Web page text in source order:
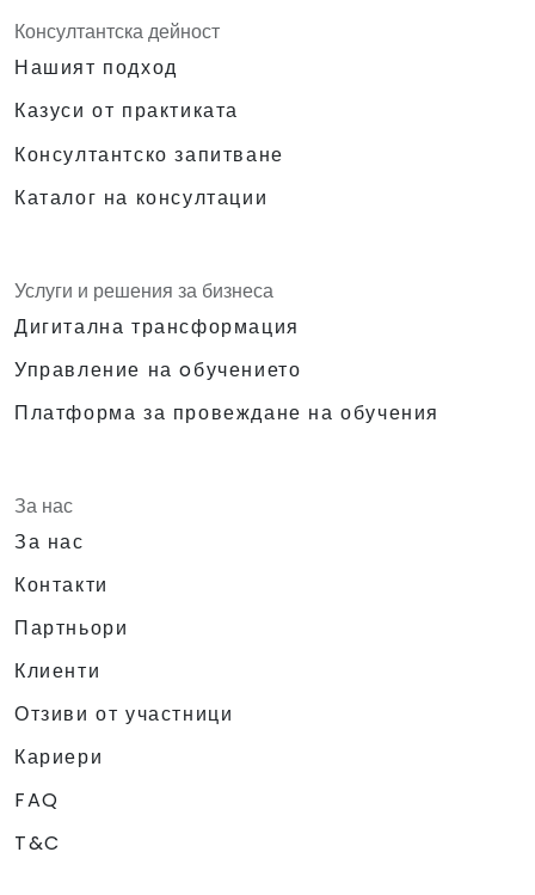
Консултантска дейност
Нашият подход
Казуси от практиката
Консултантско запитване
Каталог на консултации
Услуги и решения за бизнеса
Дигитална трансформация
Управление на oбучението
Платформа за провеждане на обучения
За нас
За нас
Контакти
Партньори
Клиенти
Отзиви от участници
Кариери
FAQ
T&C